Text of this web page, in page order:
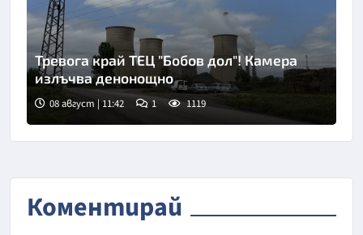
Тревога край ТЕЦ "Бобов дол"! Камера
излъчва денонощно
08 август | 11:42 1 1119
Коментирай